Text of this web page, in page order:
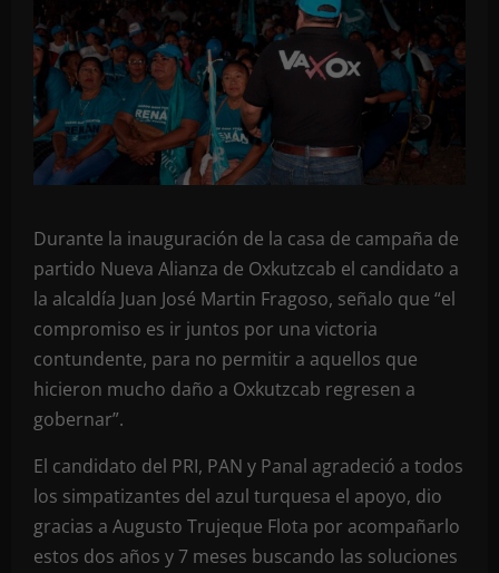
Durante la inauguración de la casa de campaña de
partido Nueva Alianza de Oxkutzcab el candidato a
la alcaldía Juan José Martin Fragoso, señalo que “el
compromiso es ir juntos por una victoria
contundente, para no permitir a aquellos que
hicieron mucho daño a Oxkutzcab regresen a
gobernar”.
El candidato del PRI, PAN y Panal agradeció a todos
los simpatizantes del azul turquesa el apoyo, dio
gracias a Augusto Trujeque Flota por acompañarlo
estos dos años y 7 meses buscando las soluciones